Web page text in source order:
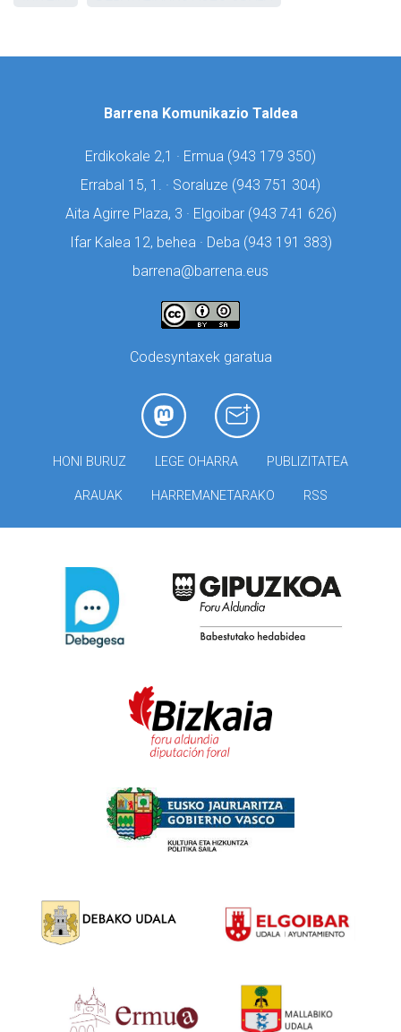
Barrena Komunikazio Taldea
Erdikokale 2,1 · Ermua (943 179 350)
Errabal 15, 1. · Soraluze (943 751 304)
Aita Agirre Plaza, 3 · Elgoibar (943 741 626)
Ifar Kalea 12, behea · Deba (943 191 383)
barrena@barrena.eus
Codesyntaxek garatua
HONI BURUZ LEGE OHARRA PUBLIZITATEA
ARAUAK HARREMANETARAKO RSS